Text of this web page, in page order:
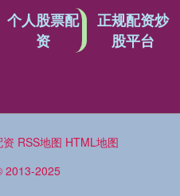
个人股票配
资
正规配资炒
股平台
RSS地图 HTML地图
2013-2025